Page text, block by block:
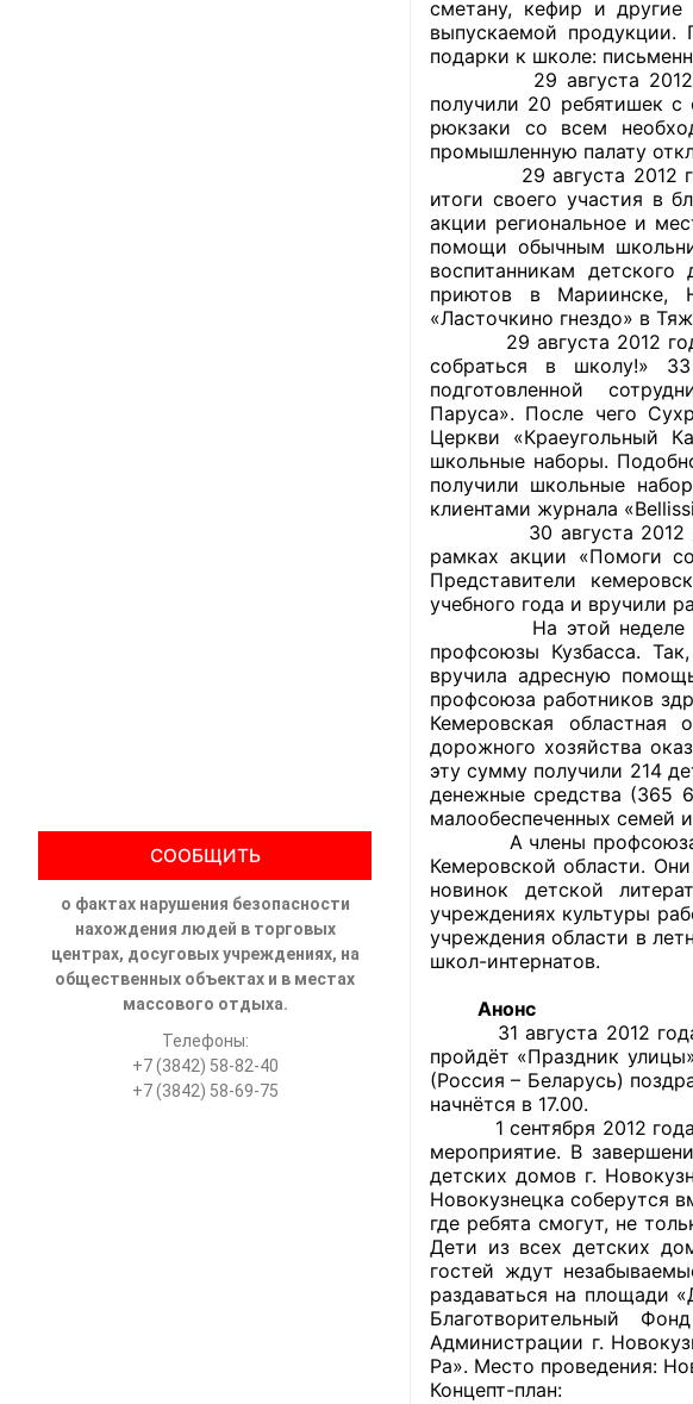
сметану, кефир и другие
выпускаемой продукции.
подарки к школе:
29 августа 2012 года
получили 20 ребятишек
рюкзаки со всем
промышленную палату
29 августа 2012 года
итоги своего участия в
акции региональное и
помощи обычным
воспитанникам
приютов в Мариинске,
«Ласточкино гнездо» в
29 августа 2012 года
собраться в школу!»
подготовленной
Паруса». После чего
Церкви «Краеугольный
школьные наборы.
получили школьные
клиентами журнала
30 августа 2012 года
рамках акции «Помоги
Представители
учебного года и вручили
На этой неделе
профсоюзы Кузбасса.
вручила адресную
профсоюза работников
Кемеровская областная
дорожного хозяйства
эту сумму получили 214
денежные средства (365
малообеспеченных семей
А члены профсоюза
Кемеровской области.
новинок детской
учреждениях культуры
учреждения области в
школ-интернатов.
Анонс
31 августа 2012 года
пройдёт «Праздник
(Россия – Беларусь)
начнётся в 17.00.
1 сентября 2012 года,
мероприятие. В
детских домов г.
Новокузнецка соберутся
где ребята смогут, не
Дети из всех детских
гостей ждут
раздаваться на площади
Благотворительный
Администрации г.
Ра». Место проведения:
Концепт-план:
СООБЩИТЬ
о фактах нарушения безопасности
нахождения людей в торговых
центрах, досуговых учреждениях, на
общественных объектах и в местах
массового отдыха.
Телефоны:
+7 (3842) 58-82-40
+7 (3842) 58-69-75